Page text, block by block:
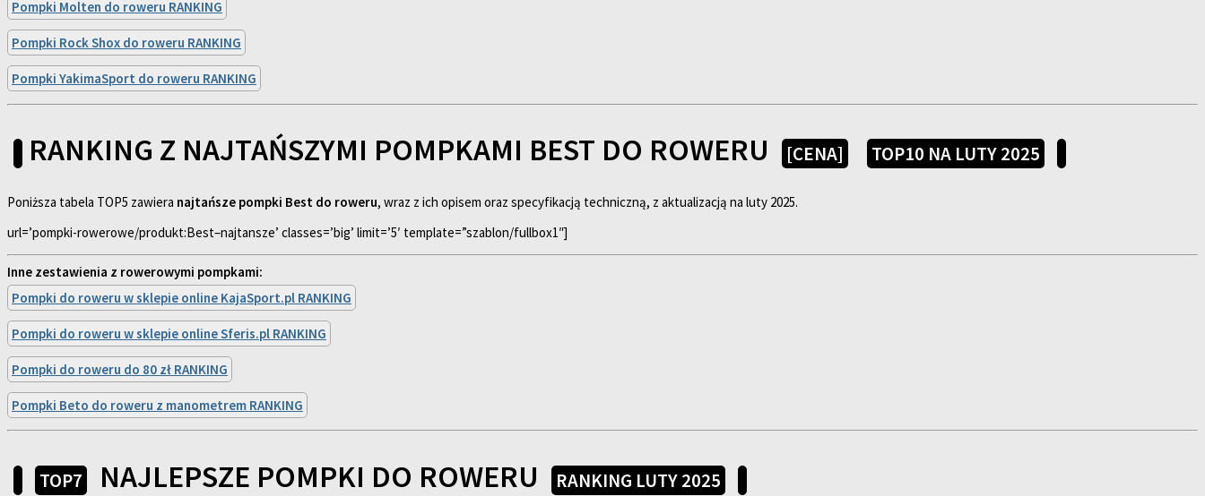
Pompki Molten do roweru RANKING
Pompki Rock Shox do roweru RANKING
Pompki YakimaSport do roweru RANKING
RANKING Z NAJTAŃSZYMI POMPKAMI BEST DO ROWERU [CENA] TOP10 NA LUTY 2025
Poniższa tabela TOP5 zawiera najtańsze pompki Best do roweru, wraz z ich opisem oraz specyfikacją techniczną, z aktualizacją na luty 2025.
url=’pompki-rowerowe/produkt:Best–najtansze’ classes=’big’ limit=’5′ template=”szablon/fullbox1″]
Inne zestawienia z rowerowymi pompkami:
Pompki do roweru w sklepie online KajaSport.pl RANKING
Pompki do roweru w sklepie online Sferis.pl RANKING
Pompki do roweru do 80 zł RANKING
Pompki Beto do roweru z manometrem RANKING
TOP7 NAJLEPSZE POMPKI DO ROWERU RANKING LUTY 2025